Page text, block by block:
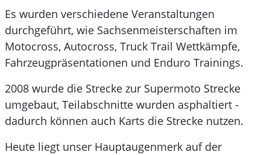
Es wurden verschiedene Veranstaltungen
durchgeführt, wie Sachsenmeisterschaften im
Motocross, Autocross, Truck Trail Wettkämpfe,
Fahrzeugpräsentationen und Enduro Trainings.
2008 wurde die Strecke zur Supermoto Strecke
umgebaut, Teilabschnitte wurden asphaltiert -
dadurch können auch Karts die Strecke nutzen.
Heute liegt unser Hauptaugenmerk auf der